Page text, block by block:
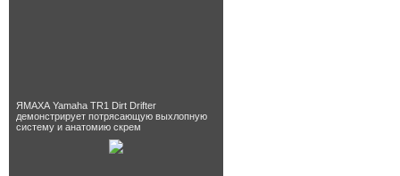
ЯМАХА Yamaha TR1 Dirt Drifter
демонстрирует потрясающую выхлопную
систему и анатомию скрем